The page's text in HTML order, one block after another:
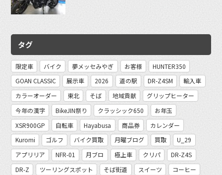
タグ
限定車 バイク 夢メッセみやぎ お客様
HUNTER350
GOAN CLASSIC
展示車 2026 道の駅 DR-Z4SM
輸入車
カラーオーダー
東北 そば 地域貢献
グリップヒーター
今年の漢字
BikeJIN祭り クラッシック650
お年玉
XSR900GP
自転車 Hayabusa 商品券
カレンダー
Kuromi
ゴルフ バイク買取 月曜ブログ 買取
U_29
アプリリア
NFR-01 月ブロ 極上車 クリパ
DR-Z4S
DR-Z
ツーリングスポット そば街道 スイーツ
コーヒー